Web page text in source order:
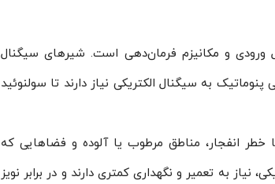
ورودی و مکانیزم فرمان‌دهی است. شیرهای سیگنال
به سیگنال الکتریکی نیاز دارند تا سولنوئید
انفجار، مناطق مرطوب یا آلوده و فضاهایی که
به تعمیر و نگهداری کمتری دارند و در برابر نویز